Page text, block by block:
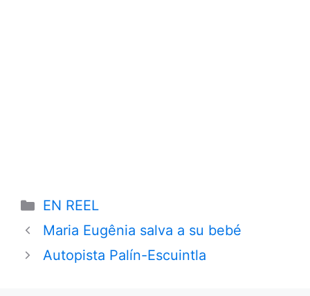
Categories
EN REEL
Maria Eugênia salva a su bebé
Autopista Palín-Escuintla